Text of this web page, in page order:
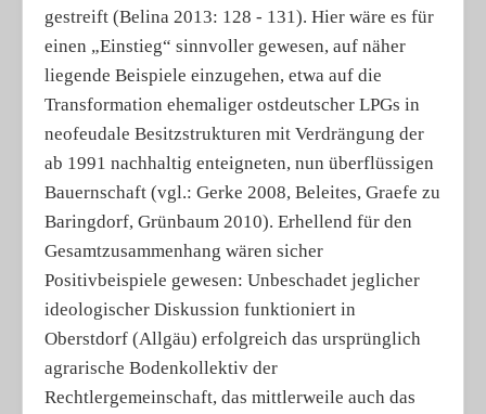
gestreift (Belina 2013: 128 - 131). Hier wäre es für
einen „Einstieg“ sinnvoller gewesen, auf näher
liegende Beispiele einzugehen, etwa auf die
Transformation ehemaliger ostdeutscher LPGs in
neofeudale Besitzstrukturen mit Verdrängung der
ab 1991 nachhaltig enteigneten, nun überflüssigen
Bauernschaft (vgl.: Gerke 2008, Beleites, Graefe zu
Baringdorf, Grünbaum 2010). Erhellend für den
Gesamtzusammenhang wären sicher
Positivbeispiele gewesen: Unbeschadet jeglicher
ideologischer Diskussion funktioniert in
Oberstdorf (Allgäu) erfolgreich das ursprünglich
agrarische Bodenkollektiv der
Rechtlergemeinschaft, das mittlerweile auch das